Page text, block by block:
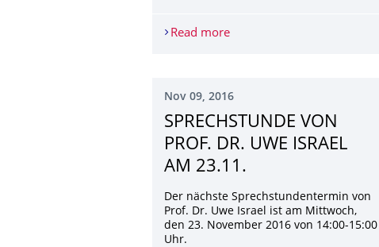
Read moreVerschiebung des Tutoriums
Nov 09, 2016
SPRECHSTUNDE VON
PROF. DR. UWE ISRAEL
AM 23.11.
Der nächste Sprechstundentermin von
Prof. Dr. Uwe Israel ist am Mittwoch,
den 23. November 2016 von 14:00-15:00
Uhr.